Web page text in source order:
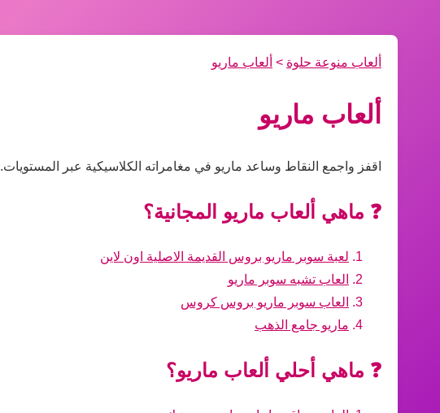
ألعاب منوعة حلوة > ألعاب ماريو
ألعاب ماريو
اقفز واجمع النقاط وساعد ماريو في مغامراته الكلاسيكية عبر المستويات.
❓ ماهي ألعاب ماريو المجانية؟
لعبة سوبر ماريو بروس القديمة الاصلية اون لاين
العاب تشبه سوبر ماريو
العاب سوبر ماريو بروس كروس
ماريو جامع الذهب
❓ ماهي أحلي ألعاب ماريو؟